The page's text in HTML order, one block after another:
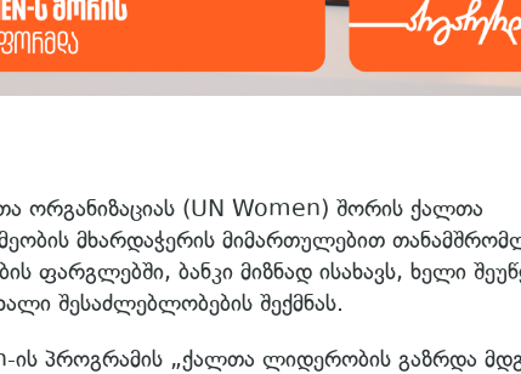
ორგანიზაციას (UN Women) შორის ქალთა
მხარდაჭერის მიმართულებით
ფარგლებში, ბანკი მიზნად ისახავს, ხელი
შესაძლებლობების შექმნას.
ის პროგრამის „ქალთა ლიდერობის გაზრდა